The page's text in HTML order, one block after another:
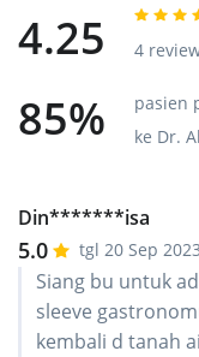
4.25 4
85%
pasien
ke Dr.
Din*******isa
5.0 tgl 20 Sep 2023
Siang bu untuk
sleeve
kembali d tanah